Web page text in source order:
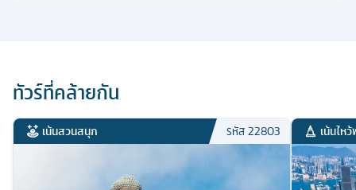
ทัวร์ที่คล้ายกัน
เน้นสวนสนุก รหัส22803 เน้นไห